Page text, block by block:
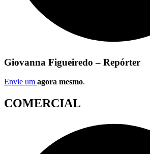
Giovanna Figueiredo – Repórter
Envie um agora mesmo.
COMERCIAL